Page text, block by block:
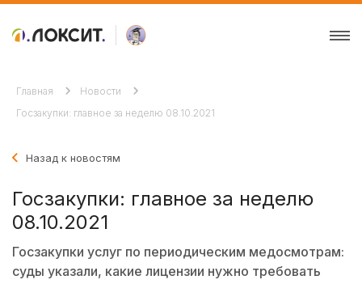
Главная
Новости
Госзакупки: главное за неделю 08.10.2021
Назад к новостям
Госзакупки: главное за неделю
08.10.2021
Госзакупки услуг по периодическим медосмотрам:
суды указали, какие лицензии нужно требовать